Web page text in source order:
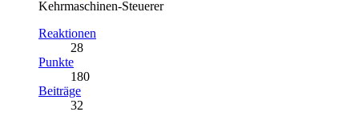
Kehrmaschinen-Steuerer
Reaktionen
28
Punkte
180
Beiträge
32